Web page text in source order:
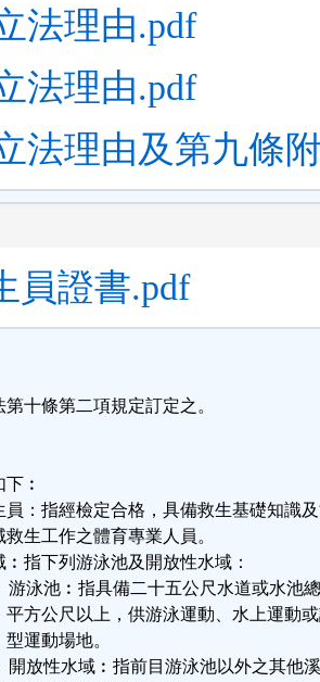
法理由.pdf
法理由.pdf
法理由及第九條
員證書.pdf
十條第二項規定訂定之。
︰
檢定合格，具備救生基礎知識及
之體育專業人員。
列游泳池及開放性水域：
具備二十五公尺水道或水池總
供游泳運動、水上運動或訓
地。
︰指前目游泳池以外之其他溪